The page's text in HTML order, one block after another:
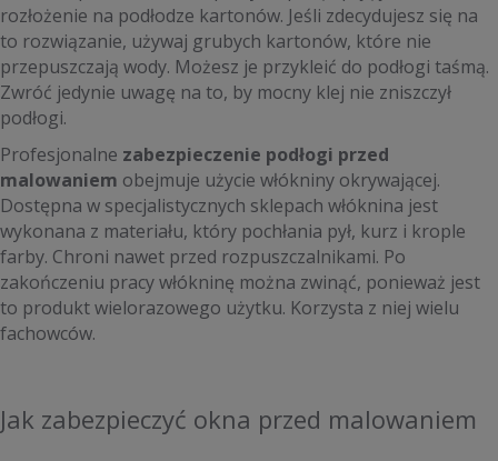
rozłożenie na podłodze kartonów. Jeśli zdecydujesz się na
to rozwiązanie, używaj grubych kartonów, które nie
przepuszczają wody. Możesz je przykleić do podłogi taśmą.
Zwróć jedynie uwagę na to, by mocny klej nie zniszczył
podłogi.
Profesjonalne zabezpieczenie podłogi przed
malowaniem obejmuje użycie włókniny okrywającej.
Dostępna w specjalistycznych sklepach włóknina jest
wykonana z materiału, który pochłania pył, kurz i krople
farby. Chroni nawet przed rozpuszczalnikami. Po
zakończeniu pracy włókninę można zwinąć, ponieważ jest
to produkt wielorazowego użytku. Korzysta z niej wielu
fachowców.
Jak zabezpieczyć okna przed malowaniem